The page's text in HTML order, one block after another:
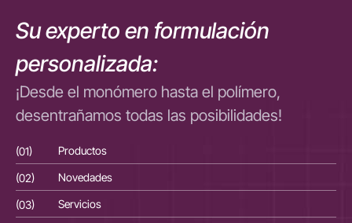
Su experto en formulación
personalizada:
¡Desde el monómero hasta el polímero,
desentrañamos todas las posibilidades!
(01) Productos
(02)
Novedades
(03)
Servicios